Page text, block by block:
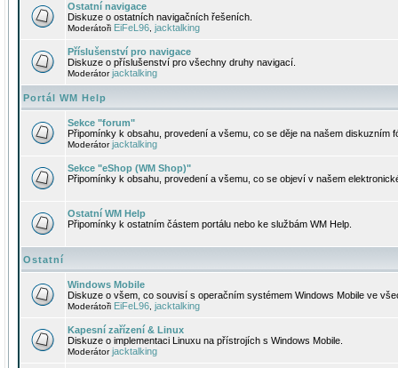
Ostatní navigace
Diskuze o ostatních navigačních řešeních.
Moderátoři EiFeL96 jacktalking
Příslušenství pro navigace
Diskuze o příslušenství pro všechny druhy navigací.
Moderátorjacktalking
Portál WM Help
Sekce "forum"
Připomínky k obsahu, provedení a všemu, co se děje na našem diskuzním
Moderátorjacktalking
Sekce "eShop (WM Shop)"
Připomínky k obsahu, provedení a všemu, co se objeví v našem
Ostatní WM Help
Připomínky k ostatním částem portálu nebo ke službám WM Help.
Ostatní
Windows Mobile
Diskuze o všem, co souvisí s operačním systémem Windows Mobile ve
Moderátoři EiFeL96 jacktalking
Kapesní zařízení & Linux
Diskuze o implementaci Linuxu na přístrojích s Windows Mobile.
Moderátorjacktalking